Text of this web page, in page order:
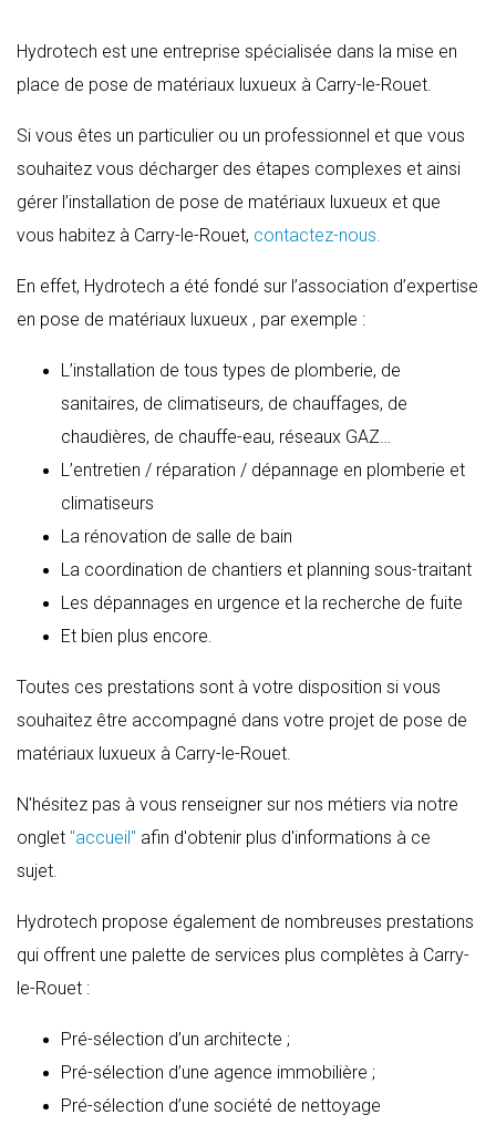
Hydrotech est une entreprise spécialisée dans la mise en
place de pose de matériaux luxueux à Carry-le-Rouet.
Si vous êtes un particulier ou un professionnel et que vous
souhaitez vous décharger des étapes complexes et ainsi
gérer l’installation de pose de matériaux luxueux et que
vous habitez à Carry-le-Rouet, contactez-nous.
En effet, Hydrotech a été fondé sur l’association d’expertise
en pose de matériaux luxueux , par exemple :
L’installation de tous types de plomberie, de
sanitaires, de climatiseurs, de chauffages, de
chaudières, de chauffe-eau, réseaux GAZ…
L’entretien / réparation / dépannage en plomberie et
climatiseurs
La rénovation de salle de bain
La coordination de chantiers et planning sous-traitant
Les dépannages en urgence et la recherche de fuite
Et bien plus encore.
Toutes ces prestations sont à votre disposition si vous
souhaitez être accompagné dans votre projet de pose de
matériaux luxueux à Carry-le-Rouet.
N'hésitez pas à vous renseigner sur nos métiers via notre
onglet "accueil" afin d'obtenir plus d'informations à ce
sujet.
Hydrotech propose également de nombreuses prestations
qui offrent une palette de services plus complètes à Carry-
le-Rouet :
Pré-sélection d’un architecte ;
Pré-sélection d’une agence immobilière ;
Pré-sélection d’une société de nettoyage